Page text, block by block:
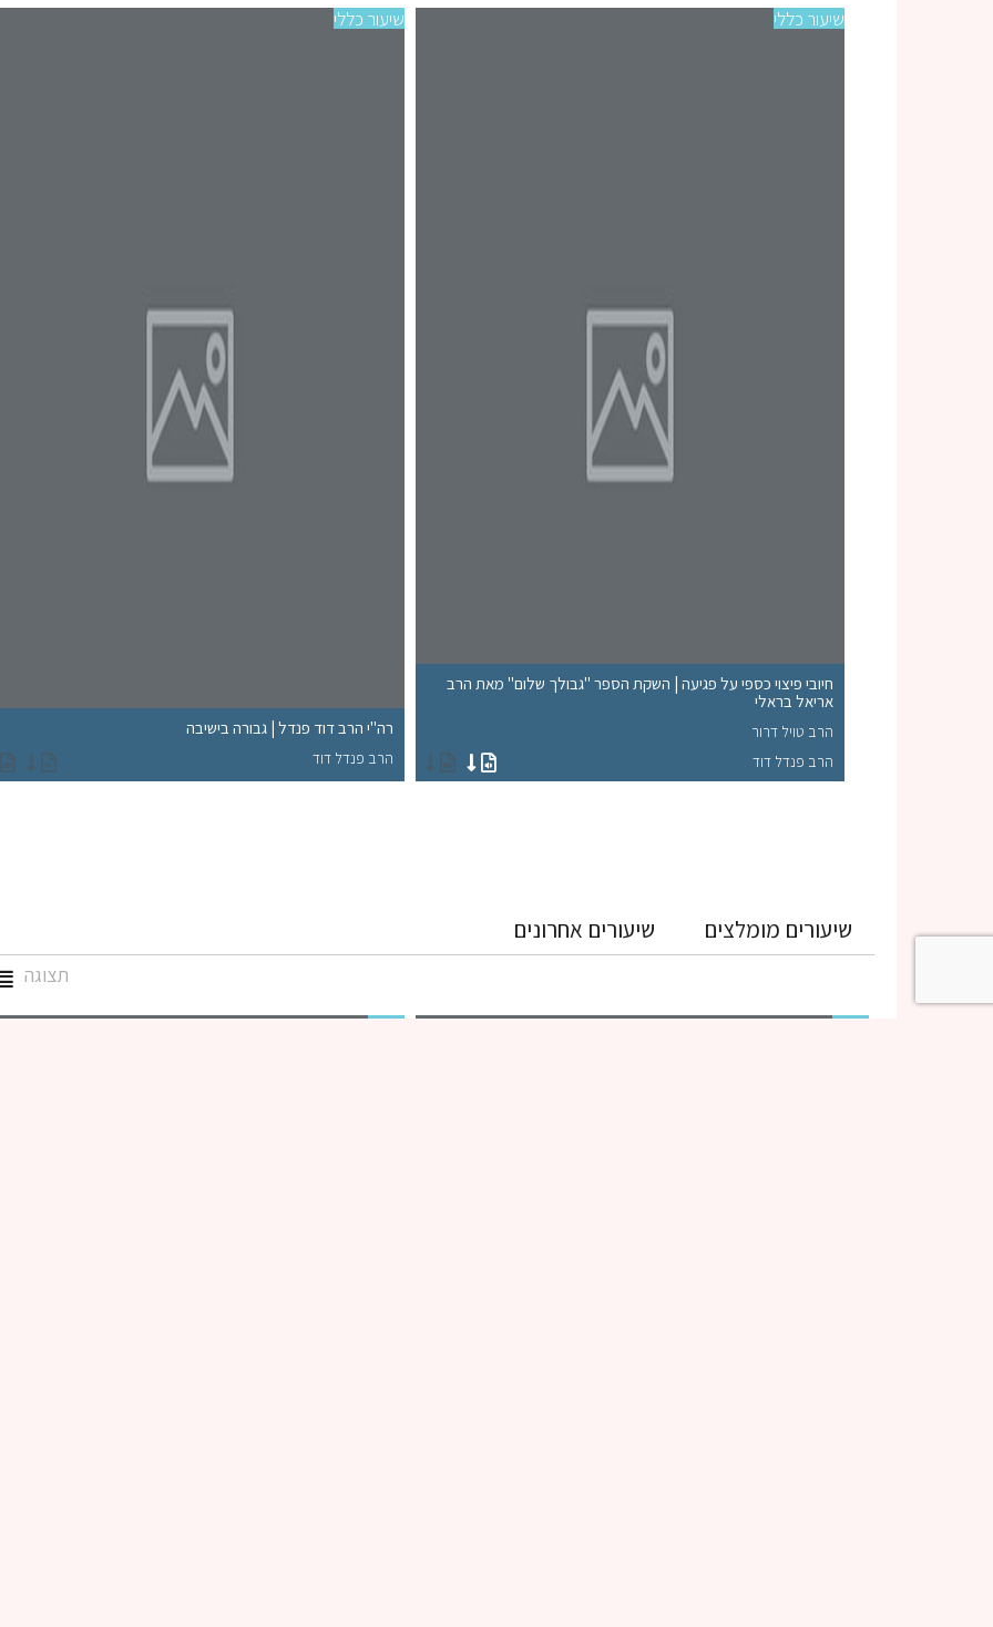
שיעור כללי
חיובי פיצוי כספי על פגיעה | השקת הספר "גבולך שלום" מאת הרב
אריאל בראלי
הרב טויל דרור
הרב פנדל דוד
שיעור כללי
רה"י הרב דוד פנדל | גבורה בישיבה
הרב פנדל דוד
שיעורים מומלצים שיעורים אחרונים
תצוגה
גמרא גמרא